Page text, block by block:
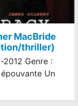
MacBride
thriller)
Genre :
Un